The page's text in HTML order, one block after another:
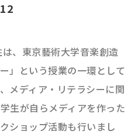
、東京藝術大学音楽創造
」という授業の一環として
メディア・リテラシーに関
生が自らメディアを作った
ショップ活動も行いまし